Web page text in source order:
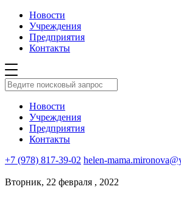
Новости
Учреждения
Предприятия
Контакты
Новости
Учреждения
Предприятия
Контакты
+7 (978) 817-39-02 helen-
Вторник, 22 февраля , 2022